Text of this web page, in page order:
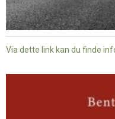
Via dette link kan du finde